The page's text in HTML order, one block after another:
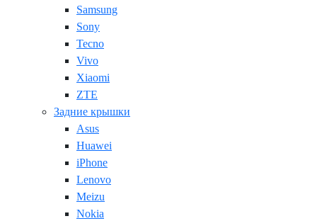
Samsung
Sony
Tecno
Vivo
Xiaomi
ZTE
Задние крышки
Asus
Huawei
iPhone
Lenovo
Meizu
Nokia